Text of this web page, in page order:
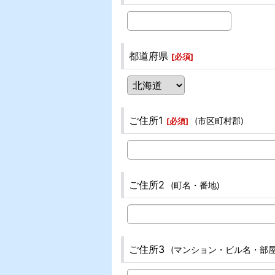
都道府県 [必須]
ご住所1 [必須] (市区町村郡)
ご住所2 (町名・番地)
ご住所3 (マンション・ビル名・部